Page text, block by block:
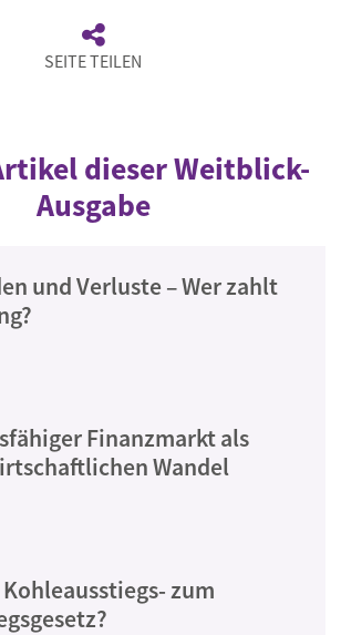
SEITE TEILEN
dieser Weitblick-
Ausgabe
und Verluste – Wer zahlt
Finanzmarkt als
Wandel
zum